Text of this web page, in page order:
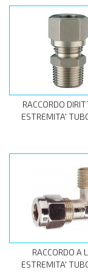
RACCORDO
ESTREMITA'
RACCORDO A
ESTREMITA'